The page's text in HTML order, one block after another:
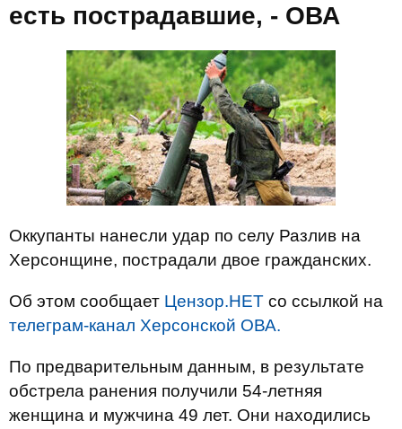
есть пострадавшие, - ОВА
Оккупанты нанесли удар по селу Разлив на
Херсонщине, пострадали двое гражданских.
Об этом сообщает Цензор.НЕТ со ссылкой на
телеграм-канал Херсонской ОВА.
По предварительным данным, в результате
обстрела ранения получили 54-летняя
женщина и мужчина 49 лет. Они находились